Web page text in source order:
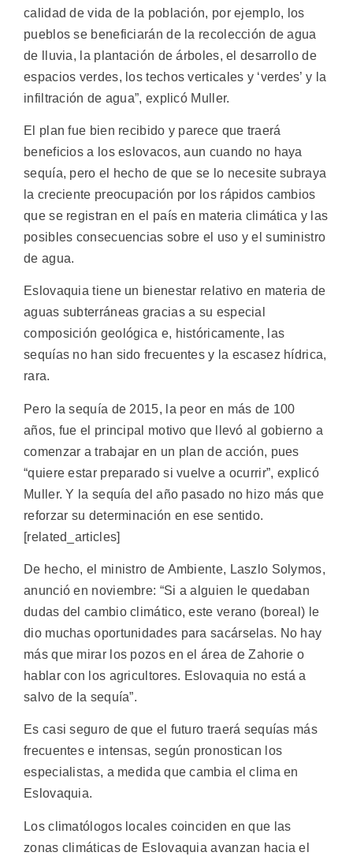
calidad de vida de la población, por ejemplo, los
pueblos se beneficiarán de la recolección de agua
de lluvia, la plantación de árboles, el desarrollo de
espacios verdes, los techos verticales y ‘verdes’ y la
infiltración de agua”, explicó Muller.
El plan fue bien recibido y parece que traerá
beneficios a los eslovacos, aun cuando no haya
sequía, pero el hecho de que se lo necesite subraya
la creciente preocupación por los rápidos cambios
que se registran en el país en materia climática y las
posibles consecuencias sobre el uso y el suministro
de agua.
Eslovaquia tiene un bienestar relativo en materia de
aguas subterráneas gracias a su especial
composición geológica e, históricamente, las
sequías no han sido frecuentes y la escasez hídrica,
rara.
Pero la sequía de 2015, la peor en más de 100
años, fue el principal motivo que llevó al gobierno a
comenzar a trabajar en un plan de acción, pues
“quiere estar preparado si vuelve a ocurrir”, explicó
Muller. Y la sequía del año pasado no hizo más que
reforzar su determinación en ese sentido.
[related_articles]
De hecho, el ministro de Ambiente, Laszlo Solymos,
anunció en noviembre: “Si a alguien le quedaban
dudas del cambio climático, este verano (boreal) le
dio muchas oportunidades para sacárselas. No hay
más que mirar los pozos en el área de Zahorie o
hablar con los agricultores. Eslovaquia no está a
salvo de la sequía”.
Es casi seguro de que el futuro traerá sequías más
frecuentes e intensas, según pronostican los
especialistas, a medida que cambia el clima en
Eslovaquia.
Los climatólogos locales coinciden en que las
zonas climáticas de Eslovaquia avanzan hacia el